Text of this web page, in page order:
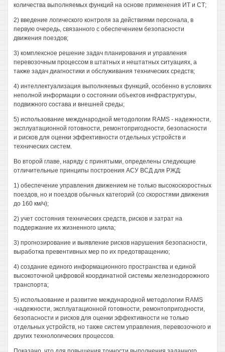
количества выполняемых функций на основе применения ИТ и СТ;
2) введение логического контроля за действиями персонала, в
первую очередь, связанного с обеспечением безопасности
движения поездов;
3) комплексное решение задач планирования и управления
перевозочным процессом в штатных и нештатных ситуациях, а
также задач диагностики и обслуживания технических средств;
4) интеллектуализация выполняемых функций, особенно в условиях
неполной информации о состоянии объектов инфраструктуры,
подвижного состава и внешней среды;
5) использование международной методологии RAMS - надежности,
эксплуатационной готовности, ремонтопригодности, безопасности
и рисков для оценки эффективности отдельных устройств и
технических систем.
Во второй главе, наряду с принятыми, определены следующие
отличительные принципы построения АСУ ВСД для РЖД:
1) обеспечение управления движением не только высокоскоростных
поездов, но и поездов обычных категорий (со скоростями движения
до 160 км/ч);
2) учет состояния технических средств, рисков и затрат на
поддержание их жизненного цикла;
3) прогнозирование и выявление рисков нарушения безопасности,
выработка превентивных мер по их предотвращению;
4) создание единого информационного пространства и единой
высокоточной цифровой координатной системы железнодорожного
транспорта;
5) использование и развитие международной методологии RAMS
-надежности, эксплуатационной готовности, ремонтопригодности,
безопасности и рисков для оценки эффективности не только
отдельных устройств, но также систем управления, перевозочного и
других технологических процессов.